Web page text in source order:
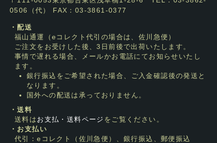
0506（代） FAX：03-3861-0377
・配送
福山通運（eコレクト代引の場合は、佐川急便）
ご注文をお受けした後、3日前後で出荷いたします。
事情で遅れる場合、メールかお電話にてお知らせいたし
ます。
銀行振込をご希望された場合、ご入金確認後の発送と
なります。
国外への配送は承っておりません。
・送料
送料はお支払・送料ページ をご覧ください。
・お支払い
代引：eコレクト（佐川急便）、銀行振込、郵便振込